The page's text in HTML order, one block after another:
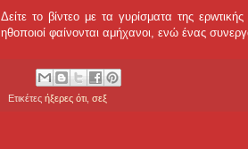
Δείτε το βίντεο με τα γυρίσματα της
ηθοποιοί φαίνονται αμήχανοι, ενώ ένας
Ετικέτες ήξερες ότι σεξ